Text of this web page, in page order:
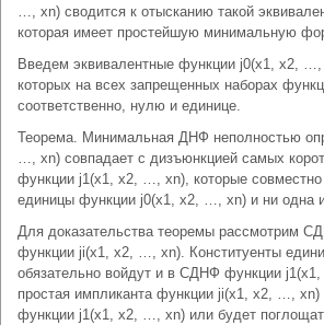
…, xn) сводится к отысканию такой
которая имеет простейшую минимальную
Введем эквивалентные функции j0(x1, x2,
которых на всех запрещенных наборах
соответственно, нулю и единице.
Теорема. Минимальная ДНФ неполностью
…, xn) совпадает с дизъюнкцией самых
функции j1(x1, x2, …, xn), которые
единицы функции j0(x1, x2, …, xn) и ни одна
Для доказательства теоремы рассмотрим
функции ji(x1, x2, …, xn). Конституенты
обязательно войдут и в СДНФ функции
простая импликанта функции ji(x1, x2, …, xn)
функции j1(x1, x2, …, xn) или будет